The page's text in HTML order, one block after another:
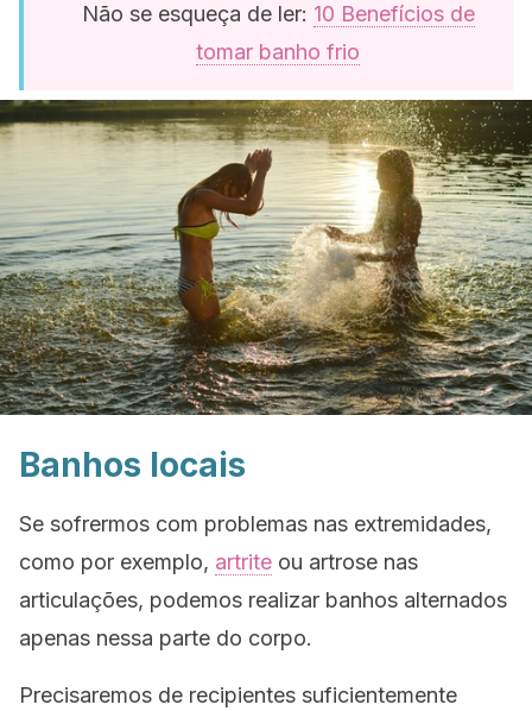
Não se esqueça de ler: 10 Benefícios de
tomar banho frio
Banhos locais
Se sofrermos com problemas nas extremidades,
como por exemplo, artrite ou artrose nas
articulações, podemos realizar banhos alternados
apenas nessa parte do corpo.
Precisaremos de recipientes suficientemente